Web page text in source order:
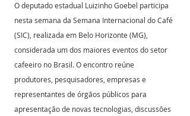
O deputado estadual Luizinho Goebel participa
nesta semana da Semana Internacional do Café
(SIC), realizada em Belo Horizonte (MG),
considerada um dos maiores eventos do setor
cafeeiro no Brasil. O encontro reúne
produtores, pesquisadores, empresas e
representantes de órgãos públicos para
apresentação de novas tecnologias, discussões